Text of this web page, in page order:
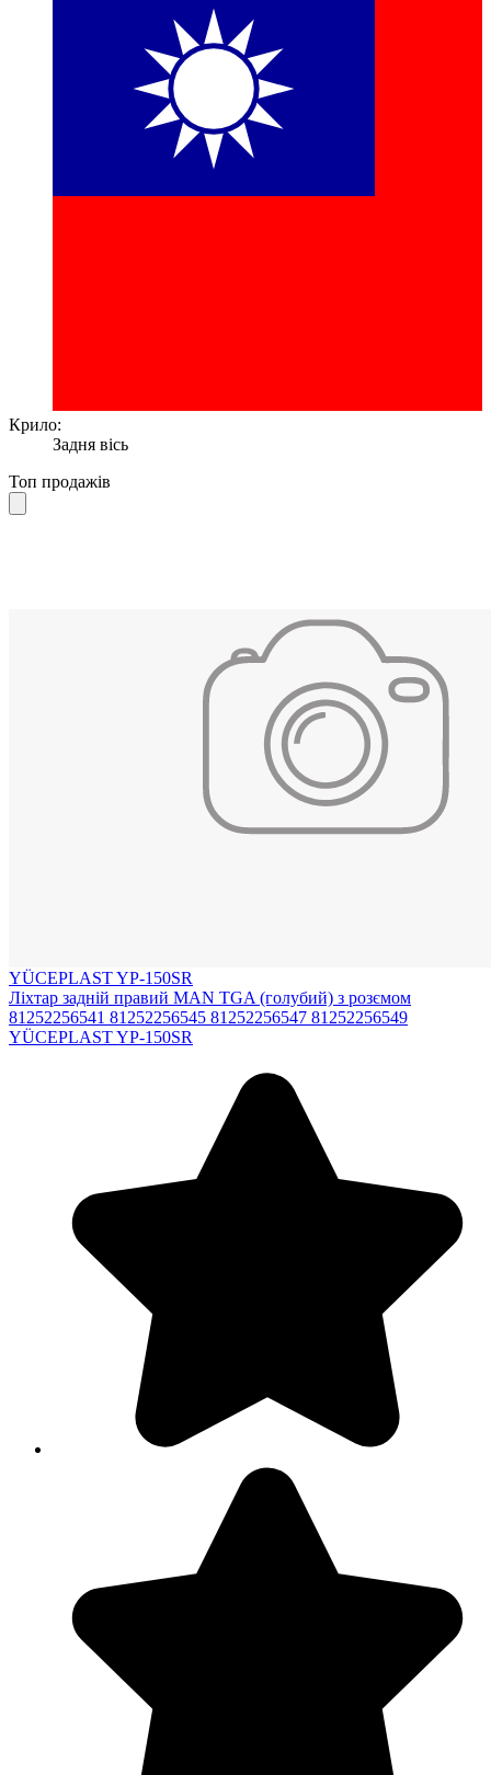
Крило:
Задня вісь
Топ продажів
YÜCEPLAST YP-150SR
Ліхтар задній правий MAN TGA (голубий) з розємом
81252256541 81252256545 81252256547 81252256549
YÜCEPLAST YP-150SR